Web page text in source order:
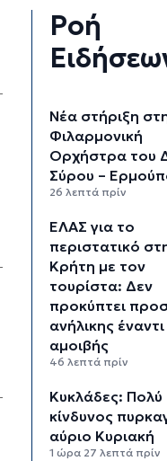
Ροή
Νέα στήριξη
Φιλαρμονική
Ορχήστρα του
Σύρου –
26 λεπτά πρίν
ΕΛΑΣ για το
περιστατικό
Κρήτη με τον
τουρίστα: Δεν
προκύπτει
ανήλικης έναντι
αμοιβής
46 λεπτά πρίν
Κυκλάδες:
κίνδυνος
αύριο Κυριακή
1 ώρα 27 λεπτά πρίν